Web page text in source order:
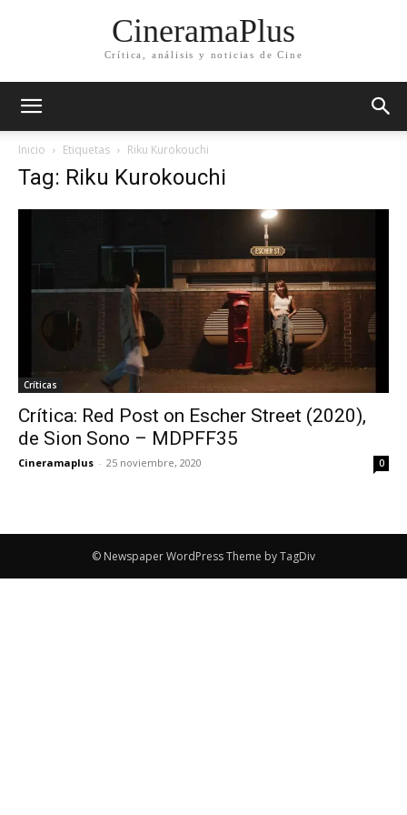
CineramaPlus
Crítica, análisis y noticias de Cine
Inicio Etiquetas Riku Kurokouchi
Tag: Riku Kurokouchi
Críticas
Crítica: Red Post on Escher Street (2020),
de Sion Sono – MDPFF35
Cineramaplus - 25 noviembre, 2020 0
© Newspaper WordPress Theme by TagDiv